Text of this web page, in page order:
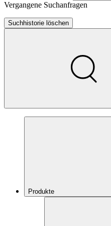
Vergangene Suchanfragen
Suchhistorie löschen
Produkte